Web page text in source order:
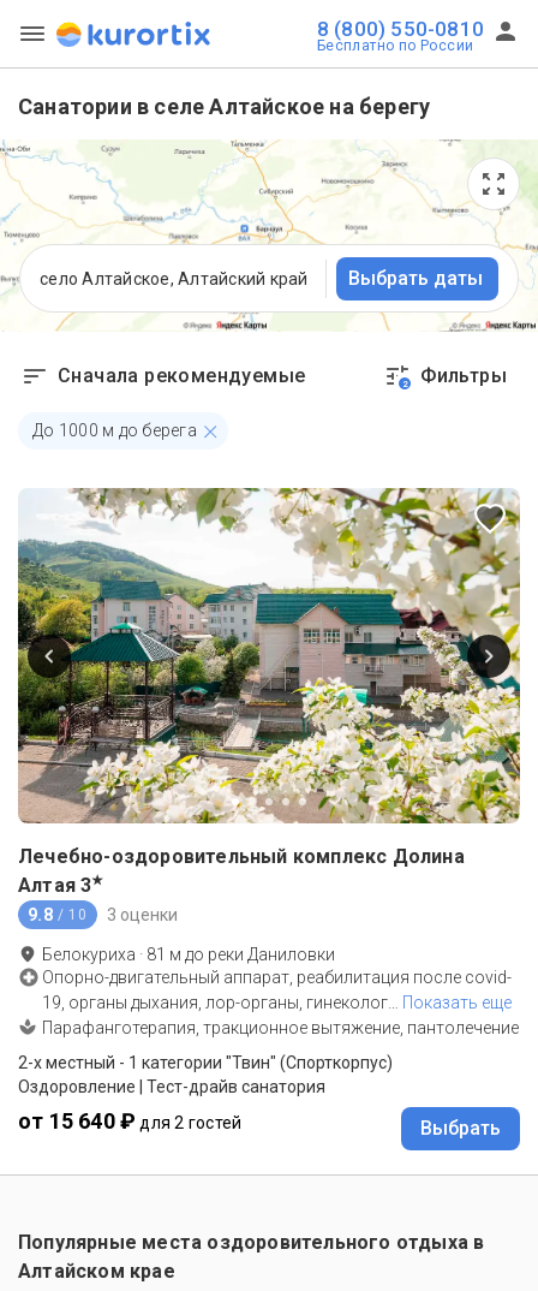
8 (800) 550-0810
Бесплатно по России
Санатории в селе Алтайское на берегу
село Алтайское, Алтайский край Выбрать даты
Сначала рекомендуемые 2 Фильтры
До 1000 м до берега
Лечебно-оздоровительный комплекс Долина
Алтая 3★
9.8 / 10 3 оценки
Белокуриха · 81 м до реки Даниловки
Опорно-двигательный аппарат, реабилитация после covid-
19, органы дыхания, лор-органы, гинеколог
Показать еще
Парафанготерапия, тракционное вытяжение, пантолечение
2-x местный - 1 категории "Твин" (Спорткорпус)
Оздоровление | Тест-драйв санатория
от 15 640 ₽ для 2 гостей Выбрать
Популярные места оздоровительного отдыха в
Алтайском крае